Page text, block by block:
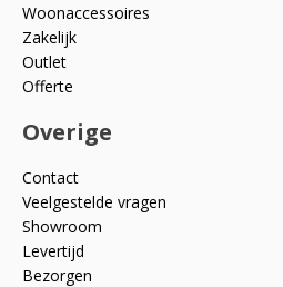
Woonaccessoires
Zakelijk
Outlet
Offerte
Overige
Contact
Veelgestelde vragen
Showroom
Levertijd
Bezorgen